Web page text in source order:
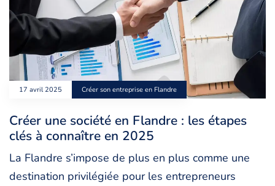
17 avril 2025 Créer son entreprise en Flandre
Créer une société en Flandre : les étapes
clés à connaître en 2025
La Flandre s’impose de plus en plus comme une
destination privilégiée pour les entrepreneurs